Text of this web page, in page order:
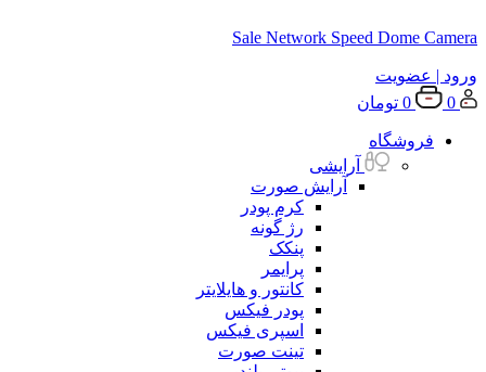
Sale Network Speed Dome Camera
ورود | عضویت
0
0 تومان
فروشگاه
آرایشی
آرایش صورت
کرم پودر
رژ گونه
پنکک
پرایمر
کانتور و هایلایتر
پودر فیکس
اسپری فیکس
تینت صورت